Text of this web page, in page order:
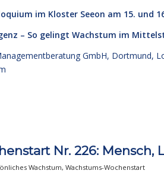
im Kloster Seeon am 15. und
– So gelingt Wachstum im
GmbH, Dortmund,
Nr. 226: Mensch,
Wachstum, Wachstums-Wochenstart